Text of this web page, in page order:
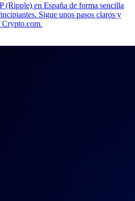
(Ripple) en España de forma sencilla
Sigue unos pasos claros y